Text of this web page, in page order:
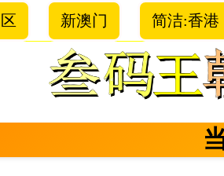
新澳门 简洁:香港